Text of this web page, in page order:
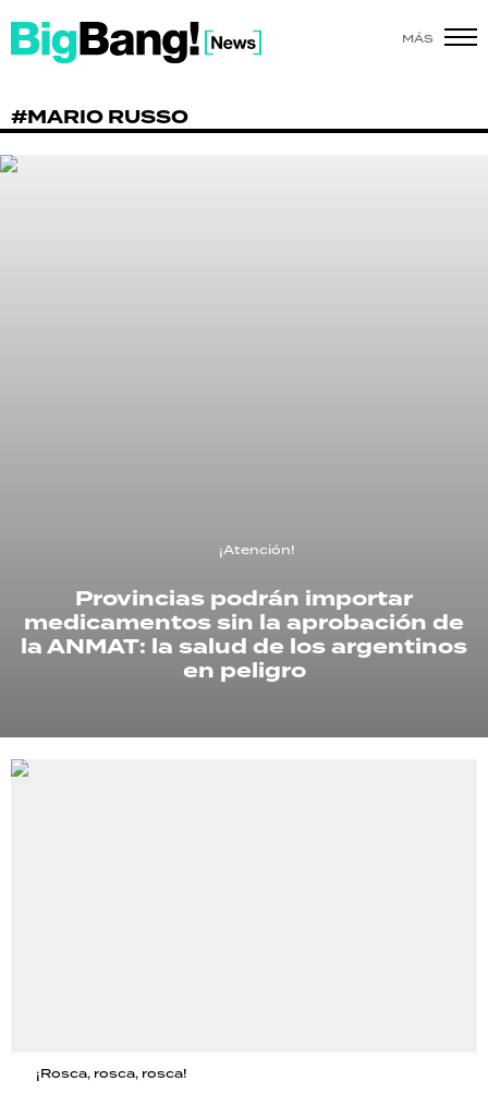
MÁS
#MARIO RUSSO
¡Atención!
Provincias podrán importar
medicamentos sin la aprobación de
la ANMAT: la salud de los argentinos
en peligro
¡Rosca, rosca, rosca!
SHOW
POLÍTICA
RECETAS
PALABRAS